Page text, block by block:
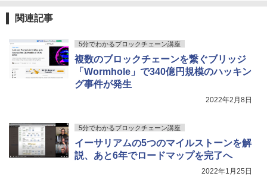
関連記事
5分でわかるブロックチェーン講座
複数のブロックチェーンを繋ぐブリッジ
「Wormhole」で340億円規模のハッキン
グ事件が発生
2022年2月8日
5分でわかるブロックチェーン講座
イーサリアムの5つのマイルストーンを解
説、あと6年でロードマップを完了へ
2022年1月25日